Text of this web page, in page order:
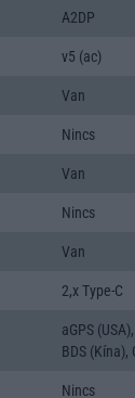
A2DP
v5 (ac)
Van
Nincs
Van
Nincs
Van
2,x Type-C
aGPS
BDS (Kína),
Nincs